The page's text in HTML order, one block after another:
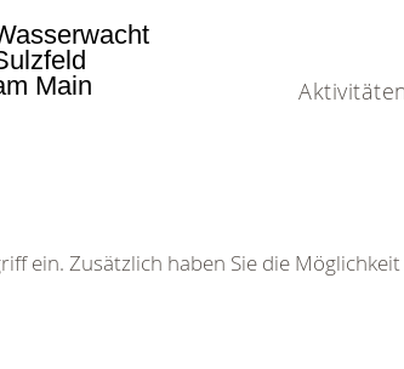
Aktivitäten
Main
ein. Zusätzlich haben Sie die